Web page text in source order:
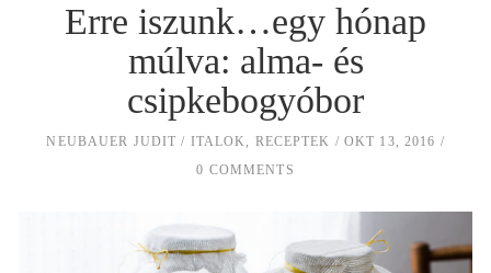
Erre iszunk…egy hónap
múlva: alma- és
csipkebogyóbor
NEUBAUER JUDIT ITALOK, RECEPTEK
OKT 13, 2016
0 COMMENTS